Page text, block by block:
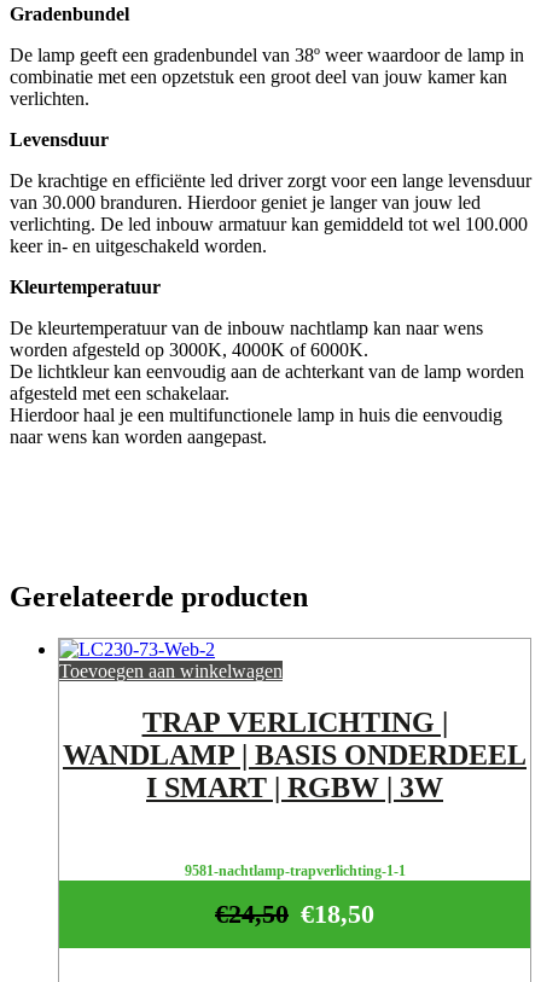
Gradenbundel
De lamp geeft een gradenbundel van 38º weer waardoor de lamp in
combinatie met een opzetstuk een groot deel van jouw kamer kan
verlichten.
Levensduur
De krachtige en efficiënte led driver zorgt voor een lange levensduur
van 30.000 branduren. Hierdoor geniet je langer van jouw led
verlichting. De led inbouw armatuur kan gemiddeld tot wel 100.000
keer in- en uitgeschakeld worden.
Kleurtemperatuur
De kleurtemperatuur van de inbouw nachtlamp kan naar wens
worden afgesteld op 3000K, 4000K of 6000K.
De lichtkleur kan eenvoudig aan de achterkant van de lamp worden
afgesteld met een schakelaar.
Hierdoor haal je een multifunctionele lamp in huis die eenvoudig
naar wens kan worden aangepast.
Gerelateerde producten
Toevoegen aan winkelwagen
TRAP VERLICHTING |
WANDLAMP | BASIS ONDERDEEL
I SMART | RGBW | 3W
9581-nachtlamp-trapverlichting-1-1
€18,50
€24,50